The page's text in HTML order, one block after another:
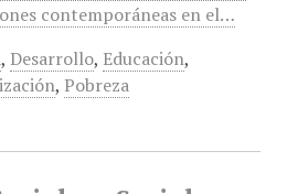
contemporáneas en el…
, Desarrollo, Educación,
, Pobreza